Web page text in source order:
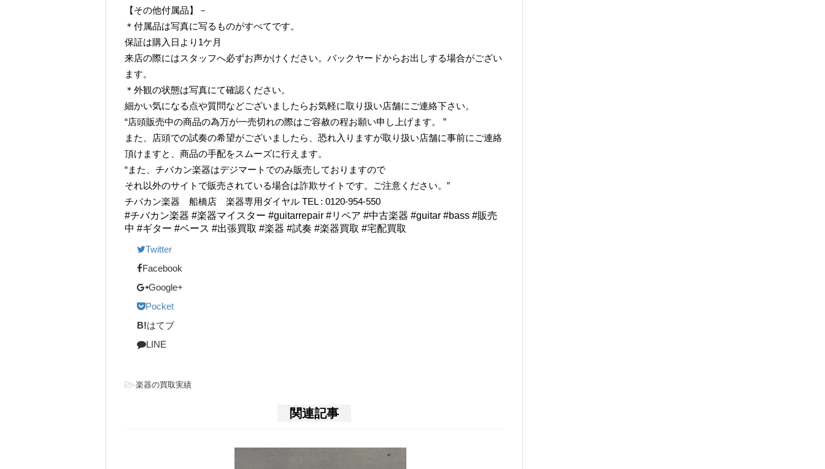
【その他付属品】－
＊付属品は写真に写るものがすべてです。
保証は購入日より1ケ月
来店の際にはスタッフへ必ずお声かけください。バックヤードからお出しする場合がござい
ます。
＊外観の状態は写真にて確認ください。
細かい気になる点や質問などございましたらお気軽に取り扱い店舗にご連絡下さい。
“店頭販売中の商品の為万が一売切れの際はご容赦の程お願い申し上げます。 ”
また、店頭での試奏の希望がございましたら、恐れ入りますが取り扱い店舗に事前にご連絡
頂けますと、商品の手配をスムーズに行えます。
“また、チバカン楽器はデジマートでのみ販売しておりますので
それ以外のサイトで販売されている場合は詐欺サイトです。ご注意ください。”
チバカン楽器 船橋店 楽器専用ダイヤル TEL : 0120-954-550
#チバカン楽器 #楽器マイスター #guitarrepair #リペア #中古楽器 #guitar #bass #販売
中 #ギター #ベース #出張買取 #楽器 #試奏 #楽器買取 #宅配買取
Twitter
Facebook
Google+
Pocket
B!はてブ
LINE
-楽器の買取実績
関連記事